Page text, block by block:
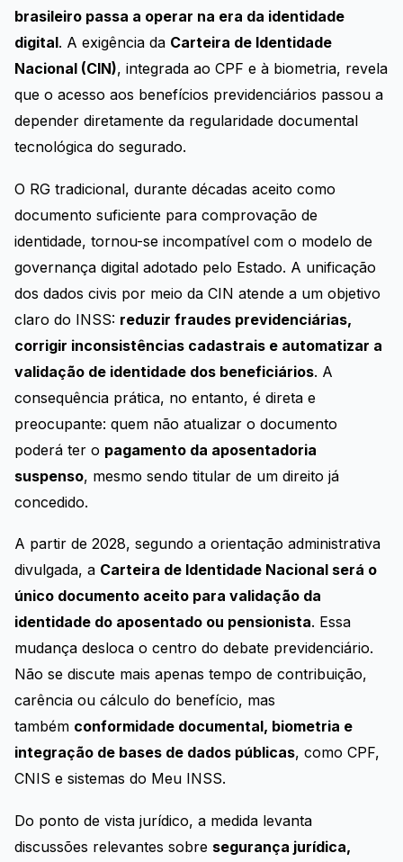
brasileiro passa a operar na era da identidade
digital. A exigência da Carteira de Identidade
Nacional (CIN), integrada ao CPF e à biometria, revela
que o acesso aos benefícios previdenciários passou a
depender diretamente da regularidade documental
tecnológica do segurado.
O RG tradicional, durante décadas aceito como
documento suficiente para comprovação de
identidade, tornou-se incompatível com o modelo de
governança digital adotado pelo Estado. A unificação
dos dados civis por meio da CIN atende a um objetivo
claro do INSS: reduzir fraudes previdenciárias,
corrigir inconsistências cadastrais e automatizar a
validação de identidade dos beneficiários. A
consequência prática, no entanto, é direta e
preocupante: quem não atualizar o documento
poderá ter o pagamento da aposentadoria
suspenso, mesmo sendo titular de um direito já
concedido.
A partir de 2028, segundo a orientação administrativa
divulgada, a Carteira de Identidade Nacional será o
único documento aceito para validação da
identidade do aposentado ou pensionista. Essa
mudança desloca o centro do debate previdenciário.
Não se discute mais apenas tempo de contribuição,
carência ou cálculo do benefício, mas
também conformidade documental, biometria e
integração de bases de dados públicas, como CPF,
CNIS e sistemas do Meu INSS.
Do ponto de vista jurídico, a medida levanta
discussões relevantes sobre segurança jurídica,